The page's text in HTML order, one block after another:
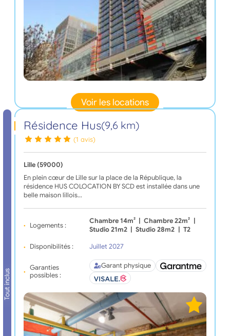
Voir les locations
Tout inclus
Résidence Hus(9,6 km)
(1 avis)
Lille (59000)
En plein cœur de Lille sur la place de la République, la
résidence HUS COLOCATION BY SCD est installée dans une
belle maison lillois…
Logements :
Chambre 14m² Chambre 22m²
Studio 21m2
Studio 28m2 T2
Disponibilités : Juillet 2027
Garanties
possibles :
Garant physique